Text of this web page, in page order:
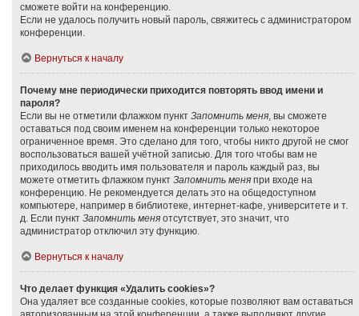
сможете войти на конференцию.
Если не удалось получить новый пароль, свяжитесь с администратором
конференции.
Вернуться к началу
Почему мне периодически приходится повторять ввод имени и
пароля?
Если вы не отметили флажком пункт Запомнить меня, вы сможете
оставаться под своим именем на конференции только некоторое
ограниченное время. Это сделано для того, чтобы никто другой не смог
воспользоваться вашей учётной записью. Для того чтобы вам не
приходилось вводить имя пользователя и пароль каждый раз, вы
можете отметить флажком пункт Запомнить меня при входе на
конференцию. Не рекомендуется делать это на общедоступном
компьютере, например в библиотеке, интернет-кафе, университете и т.
д. Если пункт Запомнить меня отсутствует, это значит, что
администратор отключил эту функцию.
Вернуться к началу
Что делает функция «Удалить cookies»?
Она удаляет все созданные cookies, которые позволяют вам оставаться